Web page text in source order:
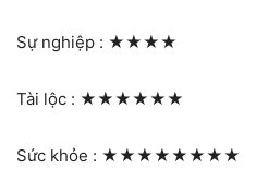
Sự nghiệp : ★★★★
Tài lộc : ★★★★★★
Sức khỏe : ★★★★★★★★